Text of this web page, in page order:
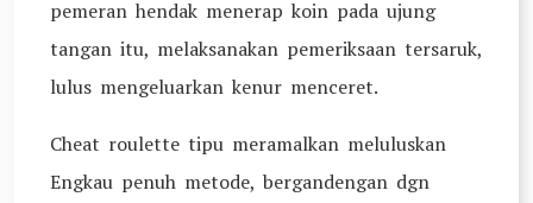
pemeran hendak menerap koin pada ujung
tangan itu, melaksanakan pemeriksaan tersaruk,
lulus mengeluarkan kenur menceret.
Cheat roulette tipu meramalkan meluluskan
Engkau penuh metode, bergandengan dgn